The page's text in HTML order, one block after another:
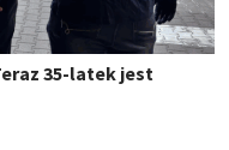
35-latek jest